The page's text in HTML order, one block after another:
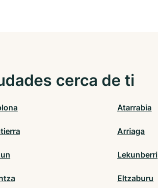
cerca de ti
Atarrabia
Arriaga
Lekunberri
Eltzaburu